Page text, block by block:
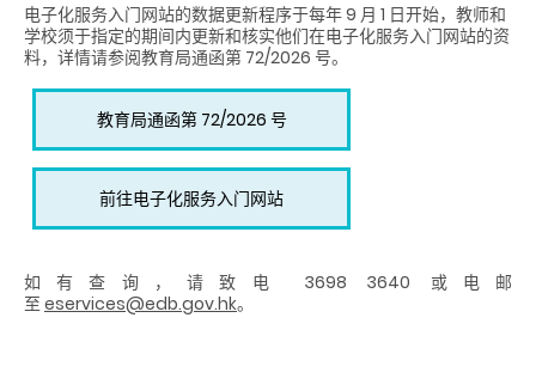
电子化服务入门网站的数据更新程序于每年 9 月 1 日开始，教师和
学校须于指定的期间内更新和核实他们在电子化服务入门网站的资
料，详情请参阅教育局通函第 72/2026 号。
教育局通函第 72/2026 号
前往电子化服务入门网站
如有查询，请致电 3698 3640 或电邮
至 eservices@edb.gov.hk。